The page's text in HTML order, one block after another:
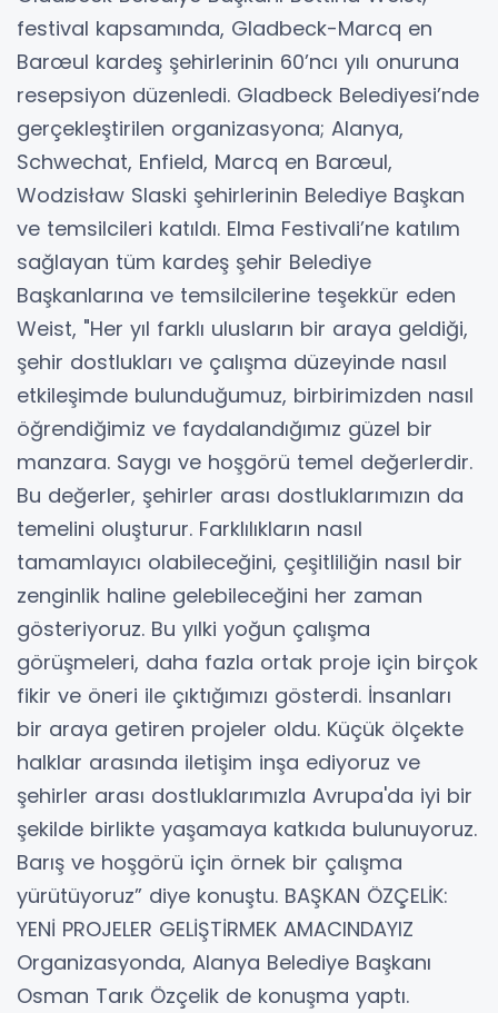
festival kapsamında, Gladbeck-Marcq en
Barœul kardeş şehirlerinin 60’ncı yılı onuruna
resepsiyon düzenledi. Gladbeck Belediyesi’nde
gerçekleştirilen organizasyona; Alanya,
Schwechat, Enfield, Marcq en Barœul,
Wodzisław Slaski şehirlerinin Belediye Başkan
ve temsilcileri katıldı. Elma Festivali’ne katılım
sağlayan tüm kardeş şehir Belediye
Başkanlarına ve temsilcilerine teşekkür eden
Weist, "Her yıl farklı ulusların bir araya geldiği,
şehir dostlukları ve çalışma düzeyinde nasıl
etkileşimde bulunduğumuz, birbirimizden nasıl
öğrendiğimiz ve faydalandığımız güzel bir
manzara. Saygı ve hoşgörü temel değerlerdir.
Bu değerler, şehirler arası dostluklarımızın da
temelini oluşturur. Farklılıkların nasıl
tamamlayıcı olabileceğini, çeşitliliğin nasıl bir
zenginlik haline gelebileceğini her zaman
gösteriyoruz. Bu yılki yoğun çalışma
görüşmeleri, daha fazla ortak proje için birçok
fikir ve öneri ile çıktığımızı gösterdi. İnsanları
bir araya getiren projeler oldu. Küçük ölçekte
halklar arasında iletişim inşa ediyoruz ve
şehirler arası dostluklarımızla Avrupa'da iyi bir
şekilde birlikte yaşamaya katkıda bulunuyoruz.
Barış ve hoşgörü için örnek bir çalışma
yürütüyoruz” diye konuştu. BAŞKAN ÖZÇELİK:
YENİ PROJELER GELİŞTİRMEK AMACINDAYIZ
Organizasyonda, Alanya Belediye Başkanı
Osman Tarık Özçelik de konuşma yaptı.